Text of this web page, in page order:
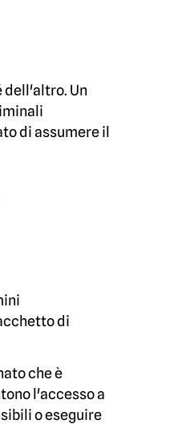
dell'altro. Un
di assumere il
di
che è
l'accesso a
o eseguire